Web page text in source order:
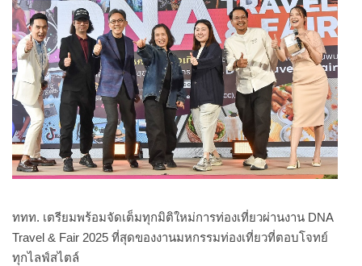
ททท. เตรียมพร้อมจัดเต็มทุกมิติใหม่การท่องเที่ยวผ่านงาน DNA
Travel & Fair 2025 ที่สุดของงานมหกรรมท่องเที่ยวที่ตอบโจทย์
ทุกไลฟ์สไตล์